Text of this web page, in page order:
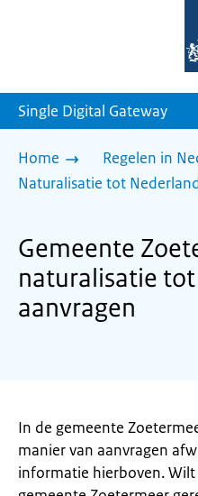
Single Digital Gateway
Home
Regelen in
Naturalisatie tot
Gemeente
naturalisatie
aanvragen
In de gemeente
manier van aanvragen
informatie hierboven.